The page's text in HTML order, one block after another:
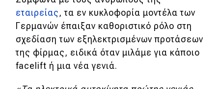
MOTO
Μεταχειρισμένο
Οδηγός αγοράς
εταιρείας, τα εν κυκλοφορία μοντέλα των
Γερμανών έπαιξαν καθοριστικό ρόλο στη
σχεδίαση των εξηλεκτρισμένων προτάσεων
της φίρμας, ειδικά όταν μιλάμε για κάποιο
facelift ή μια νέα γενιά.